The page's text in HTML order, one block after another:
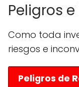
Peligros
Como toda
riesgos e
Peligros de